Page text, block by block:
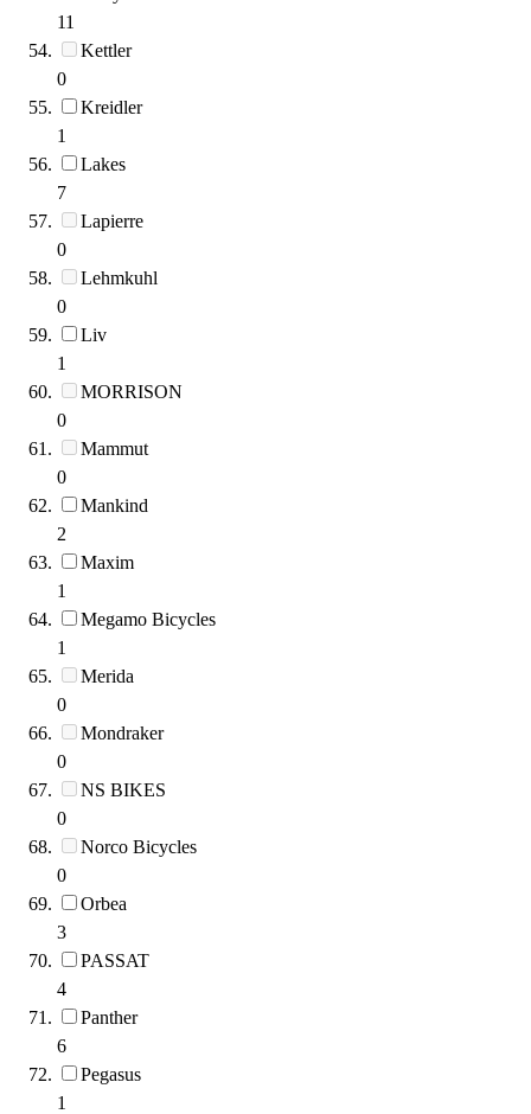
11
Kettler
0
Kreidler
1
Lakes
7
Lapierre
0
Lehmkuhl
0
Liv
1
MORRISON
0
Mammut
0
Mankind
2
Maxim
1
Megamo Bicycles
1
Merida
0
Mondraker
0
NS BIKES
0
Norco Bicycles
0
Orbea
3
PASSAT
4
Panther
6
Pegasus
1